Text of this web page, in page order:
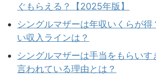
ぐもらえる？【2025年版】
シングルマザーは年収いくらが得
い収入ラインは？
シングルマザーは手当をもらいす
言われている理由とは？